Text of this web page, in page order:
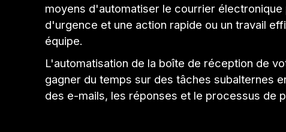
moyens d'automatiser le courrier
d'urgence et une action rapide ou un travail
équipe.
L'automatisation de la boîte de réception de
gagner du temps sur des tâches subalternes
des e-mails, les réponses et le processus de